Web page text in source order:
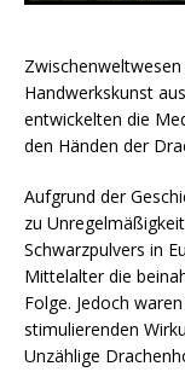
Handwerkskunst
entwickelten die
den Händen der
Aufgrund der
zu
Schwarzpulvers in
Mittelalter die
Folge. Jedoch
stimulierenden
Unzählige